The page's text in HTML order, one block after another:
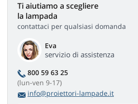
Ti aiutiamo a scegliere
la lampada
contattaci per qualsiasi domanda
Eva
servizio di assistenza
800 59 63 25
(lun-ven 9-17)
info@proiettori-lampade.it